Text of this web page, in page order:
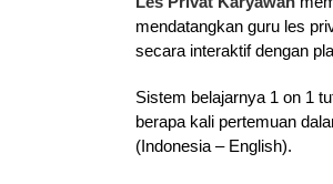
mendatangkan guru les
secara interaktif dengan
Sistem belajarnya 1 on 1
berapa kali pertemuan
(Indonesia – English).